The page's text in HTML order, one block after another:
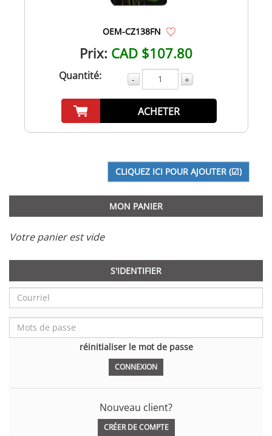
OEM-CZ138FN
Prix: CAD $107.80
Quantité: - +
ACHETER
MON PANIER
Votre panier est vide
S'IDENTIFIER
réinitialiser le mot de passe
Nouveau client?
CRÉER DE COMPTE